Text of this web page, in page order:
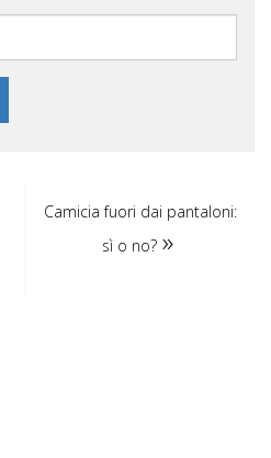
Camicia fuori dai pantaloni:
sì o no?